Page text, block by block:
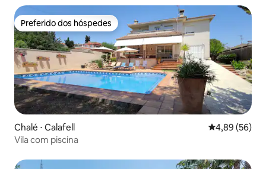
Preferido dos hóspedes
Preferido dos hóspedes
Chalé ⋅ Calafell 4,89 de uma
4,89 (56)
Vila com piscina